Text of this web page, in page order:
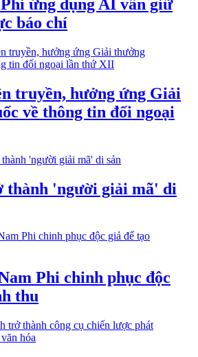
ứng dụng AI vẫn giữ
báo chí
truyền, hưởng ứng Giải
về thông tin đối ngoại
thành 'người giải mã' di
Phi chinh phục độc
thu